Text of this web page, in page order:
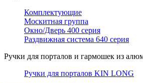
Комплектующие
Москитная группа
Окно/Дверь 400 серия
Раздвижная система 640 серия
Ручки для порталов и гармошек из
Ручки для порталов KIN LONG